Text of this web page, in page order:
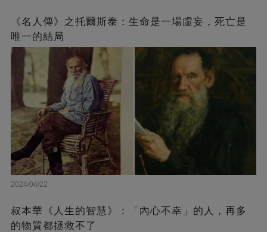
《名人傳》之托爾斯泰：生命是一場虛妄，死亡是
唯一的結局
2024/04/22
叔本華《人生的智慧》：「內心不幸」的人，再多
的物質都拯救不了